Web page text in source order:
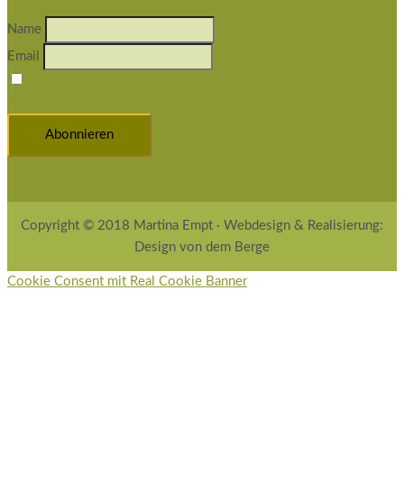
Name
Email
Copyright © 2018 Martina Empt · Webdesign & Realisierung:
Design von dem Berge
Cookie Consent mit Real Cookie Banner